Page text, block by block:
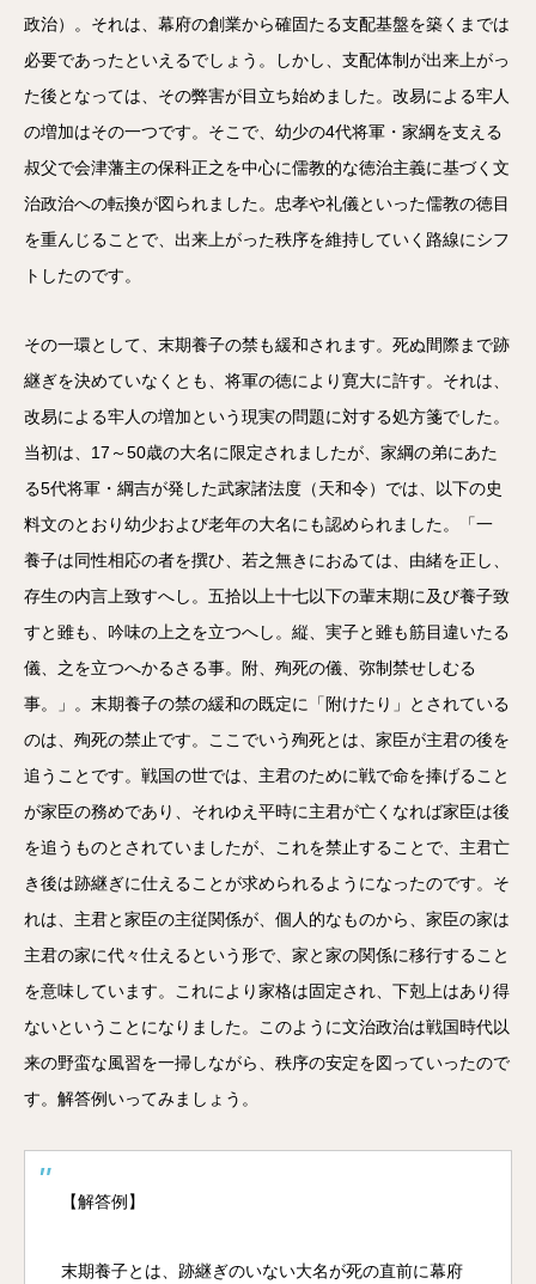
政治）。それは、幕府の創業から確固たる支配基盤を築くまでは
必要であったといえるでしょう。しかし、支配体制が出来上がっ
た後となっては、その弊害が目立ち始めました。改易による牢人
の増加はその一つです。そこで、幼少の4代将軍・家綱を支える
叔父で会津藩主の保科正之を中心に儒教的な徳治主義に基づく文
治政治への転換が図られました。忠孝や礼儀といった儒教の徳目
を重んじることで、出来上がった秩序を維持していく路線にシフ
トしたのです。
その一環として、末期養子の禁も緩和されます。死ぬ間際まで跡
継ぎを決めていなくとも、将軍の徳により寛大に許す。それは、
改易による牢人の増加という現実の問題に対する処方箋でした。
当初は、17～50歳の大名に限定されましたが、家綱の弟にあた
る5代将軍・綱吉が発した武家諸法度（天和令）では、以下の史
料文のとおり幼少および老年の大名にも認められました。「一
養子は同性相応の者を撰ひ、若之無きにおゐては、由緒を正し、
存生の内言上致すへし。五拾以上十七以下の輩末期に及び養子致
すと雖も、吟味の上之を立つへし。縦、実子と雖も筋目違いたる
儀、之を立つへかるさる事。附、殉死の儀、弥制禁せしむる
事。」。末期養子の禁の緩和の既定に「附けたり」とされている
のは、殉死の禁止です。ここでいう殉死とは、家臣が主君の後を
追うことです。戦国の世では、主君のために戦で命を捧げること
が家臣の務めであり、それゆえ平時に主君が亡くなれば家臣は後
を追うものとされていましたが、これを禁止することで、主君亡
き後は跡継ぎに仕えることが求められるようになったのです。そ
れは、主君と家臣の主従関係が、個人的なものから、家臣の家は
主君の家に代々仕えるという形で、家と家の関係に移行すること
を意味しています。これにより家格は固定され、下剋上はあり得
ないということになりました。このように文治政治は戦国時代以
来の野蛮な風習を一掃しながら、秩序の安定を図っていったので
す。解答例いってみましょう。
【解答例】
末期養子とは、跡継ぎのいない大名が死の直前に幕府